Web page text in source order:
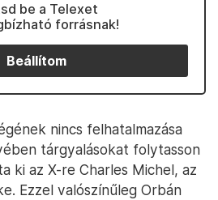
be a Telexet
forrásnak!
Beállítom
nincs felhatalmazása
tárgyalásokat folytasson
ki az X-re Charles Michel, az
Ezzel valószínűleg Orbán